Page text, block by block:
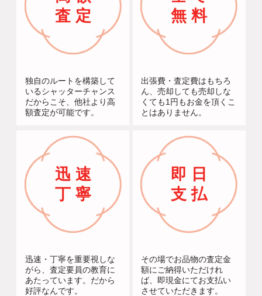
査 定
独自のルートを構築して
いるシャッターチャンス
だからこそ、他社より高
額査定が可能です。
無 料
出張費・査定費はもちろ
ん、売却しても売却しな
くても1円もお金を頂くこ
とはありません。
迅 速
丁 寧
迅速・丁寧を重要視しな
がら、査定要員の教育に
あたっています。だから
好評なんです。
即 日
支 払
その場でお品物の査定金
額にご納得いただけれ
ば、即現金にてお支払い
させていただきます。